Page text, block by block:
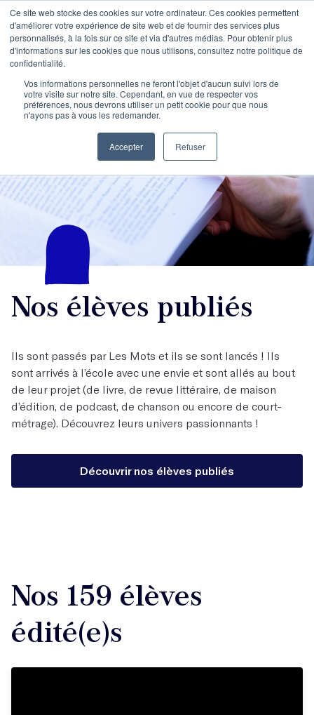
Ce site web stocke des cookies sur votre ordinateur. Ces cookies permettent
d'améliorer votre expérience de site web et de fournir des services plus
personnalisés, à la fois sur ce site et via d'autres médias. Pour obtenir plus
d'informations sur les cookies que nous utilisons, consultez notre politique de
confidentialité.
Vos informations personnelles ne feront l'objet d'aucun suivi lors de
votre visite sur notre site. Cependant, en vue de respecter vos
préférences, nous devrons utiliser un petit cookie pour que nous
n'ayons pas à vous les redemander.
Accepter Refuser
Nos élèves publiés
Ils sont passés par Les Mots et ils se sont lancés ! Ils
sont arrivés à l’école avec une envie et sont allés au bout
de leur projet (de livre, de revue littéraire, de maison
d’édition, de podcast, de chanson ou encore de court-
métrage). Découvrez leurs univers passionnants !
Découvrir nos élèves publiés
Nos 159 élèves
édité(e)s